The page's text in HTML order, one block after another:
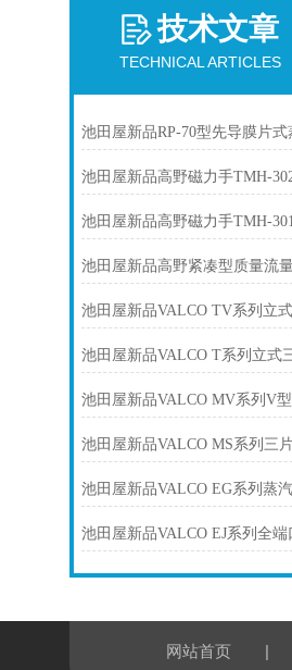
技术文章
TECHNICAL ARTICLES
网站首页 |